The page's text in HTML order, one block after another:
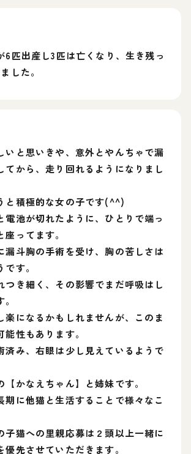
6匹出産し3匹は亡くなり、生き残っ
した。
いと思いきや、意外とやんちゃで漏
てから、走り回れるようになりまし
と積極的な女の子です(^^)
電池が切れたように、ひとりで端っ
ってます。
漏斗胸の手術を受け、胸の苦しさは
す。
つき細く、その影響でまだ呼吸はし
楽になるかもしれませんが、このま
能性もあります。
済み、右眼は少し見えているようで
【かなえちゃん】と姉妹です。
に他猫と生活することで様々なこ
子猫への里親応募は２頭以上一緒に
優先させていただきます。